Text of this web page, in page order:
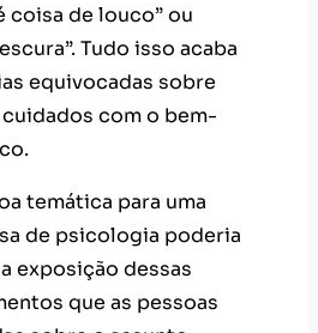
coisa de louco” ou
Tudo isso acaba
equivocadas sobre
com o bem-
temática para uma
de psicologia poderia
exposição dessas
que as pessoas